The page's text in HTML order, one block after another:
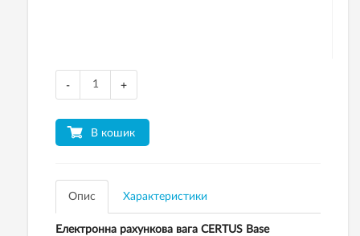
- +
В кошик
Опис Характеристики
Електронна рахункова вага CERTUS Base